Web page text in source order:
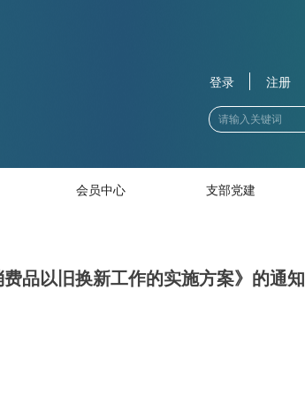
登录 注册
会员中心 支部党建
品以旧换新工作的实施方案》的通知